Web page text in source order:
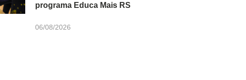
programa Educa Mais RS
06/08/2026